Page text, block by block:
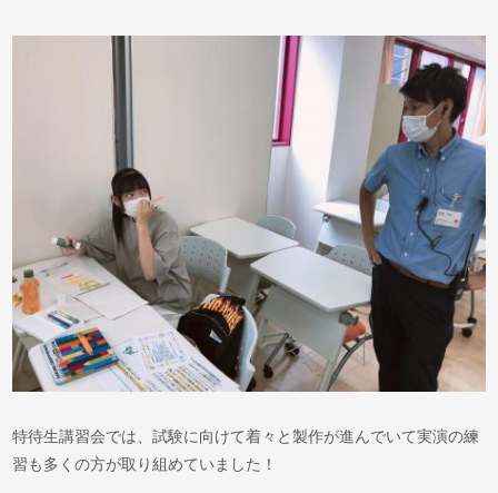
特待生講習会では、試験に向けて着々と製作が進んでいて実演の練
習も多くの方が取り組めていました！